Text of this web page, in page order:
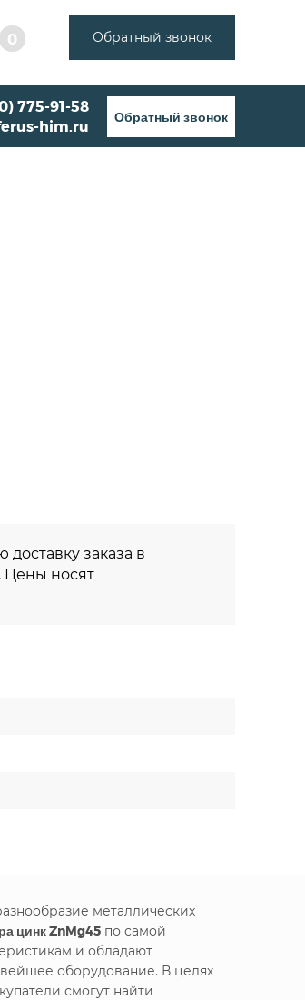
0 Обратный звонок
775-91-58
him.ru
Обратный звонок
заказа в
Цены носят
металлических
цинк ZnMg45 по самой
и обладают
оборудование. В целях
смогут найти